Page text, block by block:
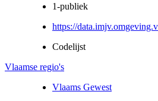
1-publiek
https://
Codelijst
Vlaamse regio's
Vlaams Gewest